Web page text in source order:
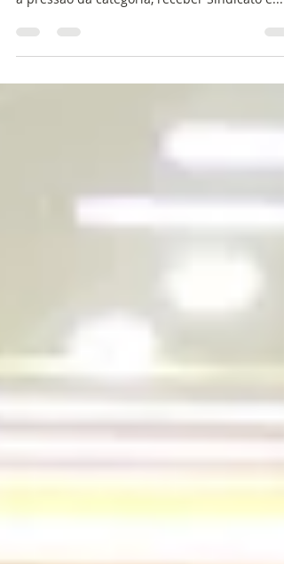
Resultado ficou longe do ideal, mas prefeito